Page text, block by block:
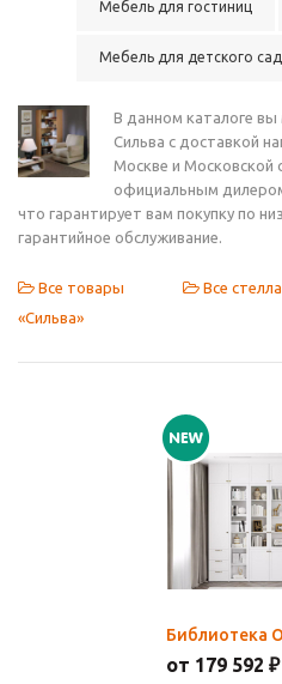
Мебель для гостиниц
Мебель для детского
В данном каталоге
Сильва с доставкой
Москве и Московской
официальным
что гарантирует вам покупку по
гарантийное обслуживание.
Все товары
«Сильва»
Все
Библиотека
от 179 592 ₽